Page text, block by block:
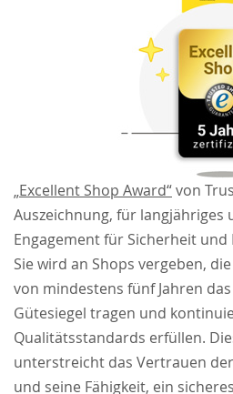
„Excellent Shop Award“von
Auszeichnung, für langjähriges
Engagement für Sicherheit
Sie wird an Shops vergeben,
von mindestens fünf Jahren
Gütesiegel tragen und
Qualitätsstandards erfüllen.
unterstreicht das Vertrauen
und seine Fähigkeit, ein